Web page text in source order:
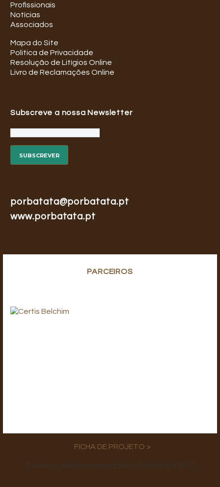
Profissionais
Notícias
Associados
Mapa do Site
Politica de Privacidade
Resolução de Litígios Online
Livro de Reclamações Online
Subscreve a nossa Newsletter
porbatata@porbatata.pt
www.porbatata.pt
PARCEIROS
FICHA DE PROJETO >
Todos os direitos reservados à Porbatata 2017